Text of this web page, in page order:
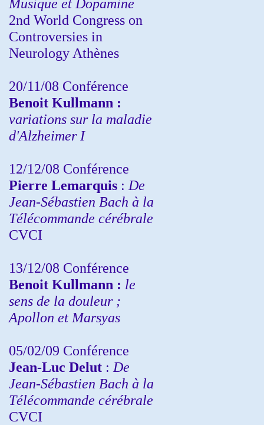
Musique et Dopamine
2nd World Congress on
Controversies in
Neurology Athènes
20/11/08 Conférence
Benoit Kullmann :
variations sur la maladie
d'Alzheimer I
12/12/08 Conférence
Pierre Lemarquis : De
Jean-Sébastien Bach à la
Télécommande cérébrale
CVCI
13/12/08 Conférence
Benoit Kullmann : le
sens de la douleur ;
Apollon et Marsyas
05/02/09 Conférence
Jean-Luc Delut : De
Jean-Sébastien Bach à la
Télécommande cérébrale
CVCI